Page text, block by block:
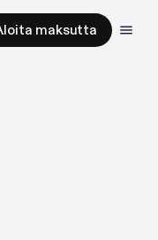
maksutta